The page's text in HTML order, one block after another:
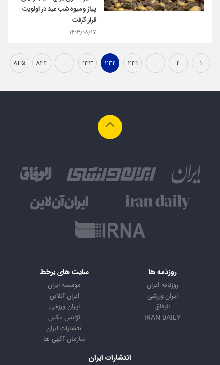
پیاز و میوه شب عید در اولویت
قرار گرفت
۱۴۰۴/۰۸/۱۷
۱ ۲ ... ۲۳۱ ۲۳۲ ۲۳۳ ... ۸۴۴ ۸۴۵
روزنامه ها
روزنامه ایران
ایران ورزشی
الوفاق
IRAN DAILY
سایت های برخط
موسسه ایران
ایران آنلاین
ایران ورزشی
آژانس عکس
انتشارات ایران
سازمان آگهی ها
انتشارات ایران